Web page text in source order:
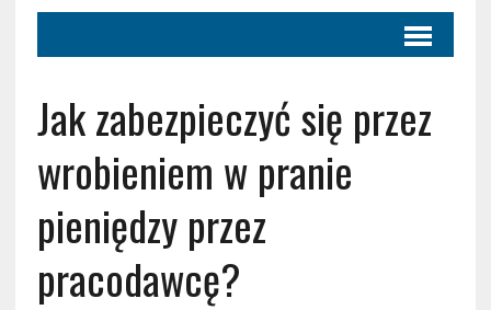
Jak zabezpieczyć się przez
wrobieniem w pranie
pieniędzy przez
pracodawcę?